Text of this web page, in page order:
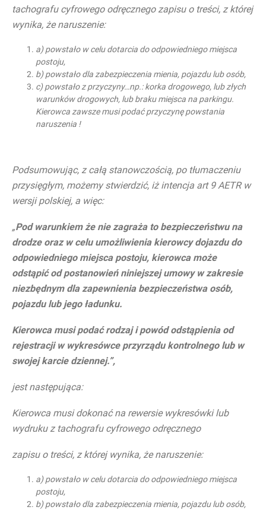
tachografu cyfrowego odręcznego zapisu o treści, z której
wynika, że naruszenie:
a) powstało w celu dotarcia do odpowiedniego miejsca
postoju,
b) powstało dla zabezpieczenia mienia, pojazdu lub osób,
c) powstało z przyczyny…np.: korka drogowego, lub złych
warunków drogowych, lub braku miejsca na parkingu.
Kierowca zawsze musi podać przyczynę powstania
naruszenia !
Podsumowując, z całą stanowczością, po tłumaczeniu
przysięgłym, możemy stwierdzić, iż intencja art 9 AETR w
wersji polskiej, a więc:
„Pod warunkiem że nie zagraża to bezpieczeństwu na
drodze oraz w celu umożliwienia kierowcy dojazdu do
odpowiedniego miejsca postoju, kierowca może
odstąpić od postanowień niniejszej umowy w zakresie
niezbędnym dla zapewnienia bezpieczeństwa osób,
pojazdu lub jego ładunku.
Kierowca musi podać rodzaj i powód odstąpienia od
rejestracji w wykresówce przyrządu kontrolnego lub w
swojej karcie dziennej.”,
jest następująca:
Kierowca musi dokonać na rewersie wykresówki lub
wydruku z tachografu cyfrowego odręcznego
zapisu o treści, z której wynika, że naruszenie:
a) powstało w celu dotarcia do odpowiedniego miejsca
postoju,
b) powstało dla zabezpieczenia mienia, pojazdu lub osób,